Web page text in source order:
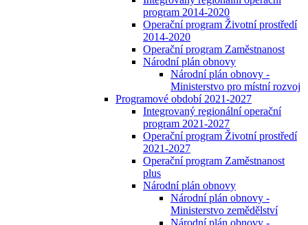
program 2014-2020
Operační program Životní prostředí
2014-2020
Operační program Zaměstnanost
Národní plán obnovy
Národní plán obnovy -
Ministerstvo pro místní rozvoj
Programové období 2021-2027
Integrovaný regionální operační
program 2021-2027
Operační program Životní prostředí
2021-2027
Operační program Zaměstnanost
plus
Národní plán obnovy
Národní plán obnovy -
Ministerstvo zemědělství
Národní plán obnovy -